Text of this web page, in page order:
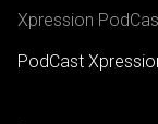
PodCast